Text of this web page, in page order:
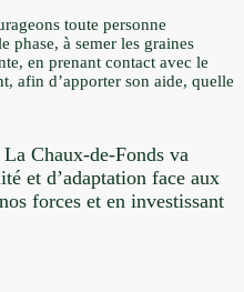
toute personne
phase, à semer les graines
en prenant contact avec le
afin d’apporter son aide, quelle
Chaux-de-Fonds va
et d’adaptation face aux
forces et en investissant